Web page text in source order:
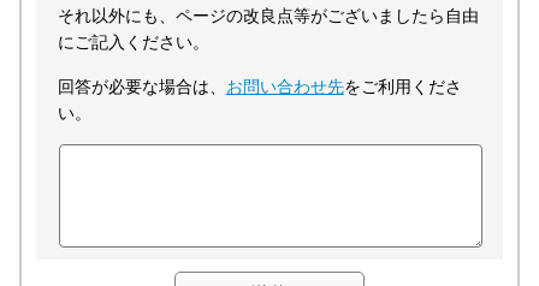
それ以外にも、ページの改良点等がございましたら自由
にご記入ください。
回答が必要な場合は、 お問い合わせ先をご利用くださ
い。